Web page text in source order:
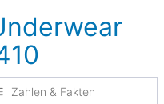
Zahlen & Fakten